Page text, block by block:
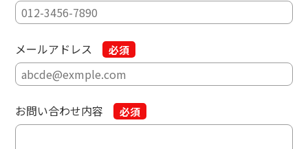
メールアドレス 必須
お問い合わせ内容 必須